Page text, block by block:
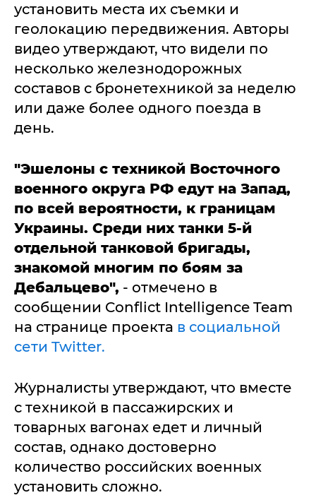
установить места их съемки и
геолокацию передвижения. Авторы
видео утверждают, что видели по
несколько железнодорожных
составов с бронетехникой за неделю
или даже более одного поезда в
день.
"Эшелоны с техникой Восточного
военного округа РФ едут на Запад,
по всей вероятности, к границам
Украины. Среди них танки 5-й
отдельной танковой бригады,
знакомой многим по боям за
Дебальцево", - отмечено в
сообщении Conflict Intelligence Team
на странице проекта в социальной
сети Twitter.
Журналисты утверждают, что вместе
с техникой в пассажирских и
товарных вагонах едет и личный
состав, однако достоверно
количество российских военных
установить сложно.